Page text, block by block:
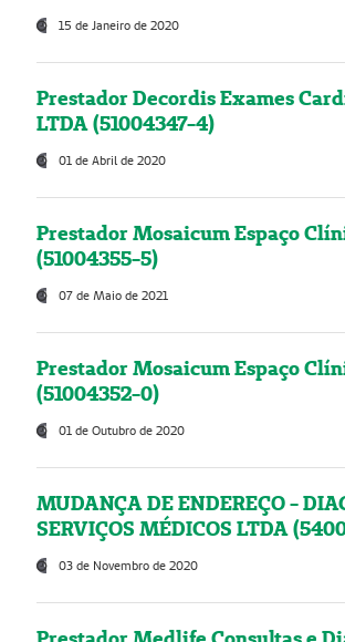
15 de Janeiro de 2020
Prestador Decordis Exames
LTDA (51004347-4)
01 de Abril de 2020
Prestador Mosaicum Espaço
(51004355-5)
07 de Maio de 2021
Prestador Mosaicum Espaço
(51004352-0)
01 de Outubro de 2020
MUDANÇA DE ENDEREÇO -
SERVIÇOS MÉDICOS LTDA
03 de Novembro de 2020